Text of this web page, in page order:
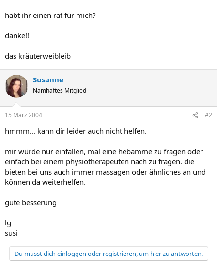
habt ihr einen rat für mich?
danke!!
das kräuterweibleib
Susanne
Namhaftes Mitglied
15 März 2004 #2
hmmm... kann dir leider auch nicht helfen.
mir würde nur einfallen, mal eine hebamme zu fragen oder
einfach bei einem physiotherapeuten nach zu fragen. die
bieten bei uns auch immer massagen oder ähnliches an und
können da weiterhelfen.
gute besserung
lg
susi
Du musst dich einloggen oder registrieren, um hier zu antworten.